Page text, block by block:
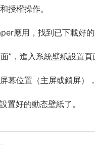
授權操作。
應用，找到已下載好的
”，進入系統壁紙設置頁
幕位置（主屏或鎖屏），
置好的動态壁紙了。